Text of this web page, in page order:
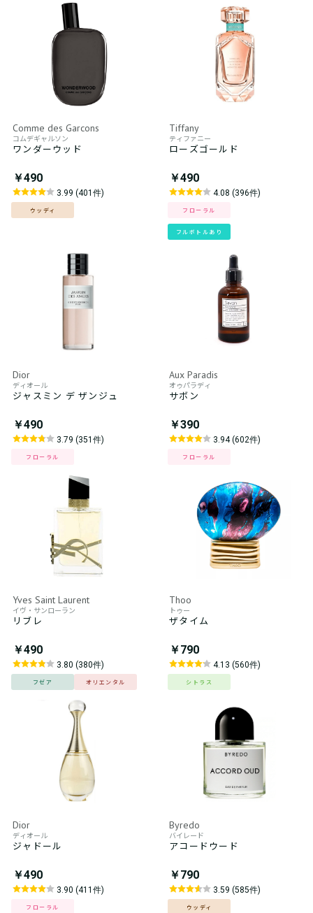
Comme des Garcons
コムデギャルソン
ワンダーウッド
￥490
3.99 (401件)
ウッディ
Tiffany
ティファニー
ローズゴールド
￥490
4.08 (396件)
フローラル
フルボトルあり
Dior
ディオール
ジャスミン デ ザンジュ
￥490
3.79 (351件)
フローラル
Aux Paradis
オゥパラディ
サボン
￥390
3.94 (602件)
フローラル
Yves Saint Laurent
イヴ・サンローラン
リブレ
￥490
3.80 (380件)
フゼア オリエンタル
Thoo
トゥー
ザタイム
￥790
4.13 (560件)
シトラス
Dior
ディオール
ジャドール
￥490
3.90 (411件)
フローラル
Byredo
バイレード
アコードウード
￥790
3.59 (585件)
ウッディ